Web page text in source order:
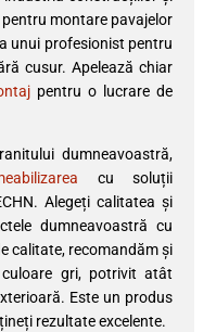
montare pavajelor
unui profesionist pentru
cusur. Apelează chiar
pentru o lucrare de
dumneavoastră,
cu soluții
Alegeți calitatea și
dumneavoastră cu
calitate, recomandăm și
gri, potrivit atât
Este un produs
rezultate excelente.